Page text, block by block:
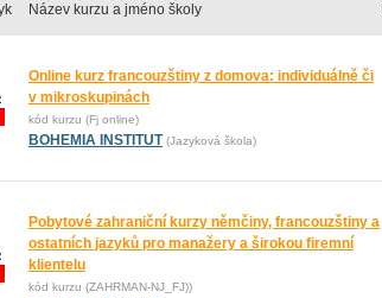
Název kurzu a jméno školy
Online kurz francouzštiny z domova: individuálně či
v mikroskupinách
kód kurzu (Fj online)
BOHEMIA INSTITUT (Jazyková škola)
Pobytové zahraniční kurzy němčiny, francouzštiny a
ostatních jazyků pro manažery a širokou firemní
klientelu
kód kurzu (ZAHRMAN-NJ_FJ))